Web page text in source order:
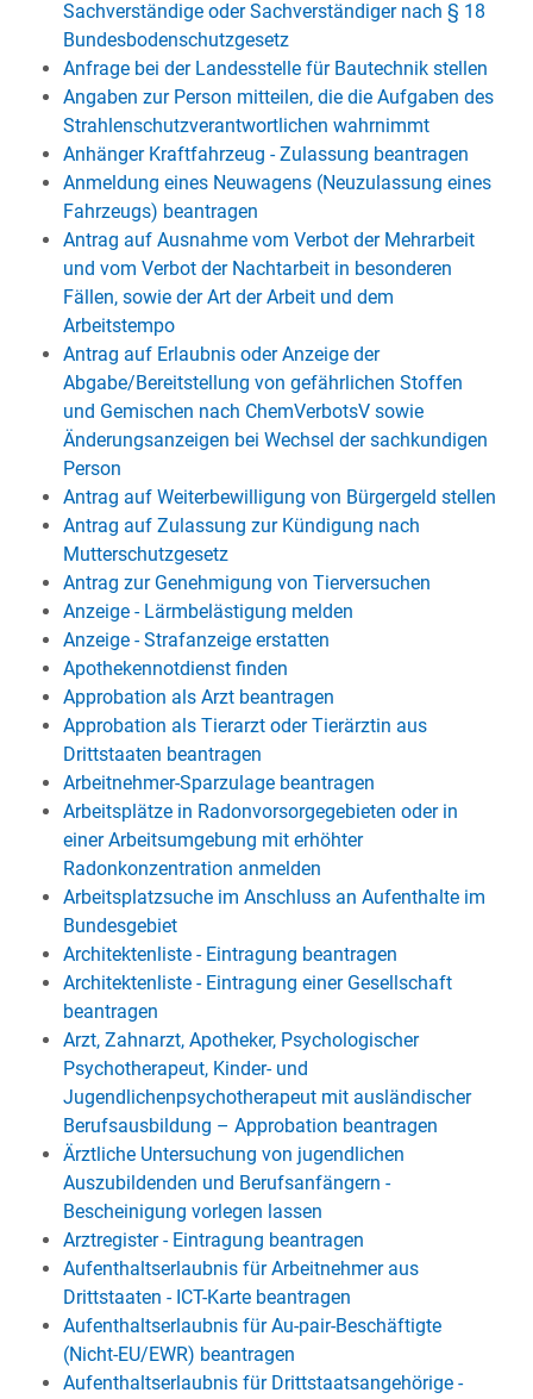
Sachverständige oder Sachverständiger nach § 18
Bundesbodenschutzgesetz
Anfrage bei der Landesstelle für Bautechnik stellen
Angaben zur Person mitteilen, die die Aufgaben des
Strahlenschutzverantwortlichen wahrnimmt
Anhänger Kraftfahrzeug - Zulassung beantragen
Anmeldung eines Neuwagens (Neuzulassung eines
Fahrzeugs) beantragen
Antrag auf Ausnahme vom Verbot der Mehrarbeit
und vom Verbot der Nachtarbeit in besonderen
Fällen, sowie der Art der Arbeit und dem
Arbeitstempo
Antrag auf Erlaubnis oder Anzeige der
Abgabe/Bereitstellung von gefährlichen Stoffen
und Gemischen nach ChemVerbotsV sowie
Änderungsanzeigen bei Wechsel der sachkundigen
Person
Antrag auf Weiterbewilligung von Bürgergeld stellen
Antrag auf Zulassung zur Kündigung nach
Mutterschutzgesetz
Antrag zur Genehmigung von Tierversuchen
Anzeige - Lärmbelästigung melden
Anzeige - Strafanzeige erstatten
Apothekennotdienst finden
Approbation als Arzt beantragen
Approbation als Tierarzt oder Tierärztin aus
Drittstaaten beantragen
Arbeitnehmer-Sparzulage beantragen
Arbeitsplätze in Radonvorsorgegebieten oder in
einer Arbeitsumgebung mit erhöhter
Radonkonzentration anmelden
Arbeitsplatzsuche im Anschluss an Aufenthalte im
Bundesgebiet
Architektenliste - Eintragung beantragen
Architektenliste - Eintragung einer Gesellschaft
beantragen
Arzt, Zahnarzt, Apotheker, Psychologischer
Psychotherapeut, Kinder- und
Jugendlichenpsychotherapeut mit ausländischer
Berufsausbildung – Approbation beantragen
Ärztliche Untersuchung von jugendlichen
Auszubildenden und Berufsanfängern -
Bescheinigung vorlegen lassen
Arztregister - Eintragung beantragen
Aufenthaltserlaubnis für Arbeitnehmer aus
Drittstaaten - ICT-Karte beantragen
Aufenthaltserlaubnis für Au-pair-Beschäftigte
(Nicht-EU/EWR) beantragen
Aufenthaltserlaubnis für Drittstaatsangehörige -